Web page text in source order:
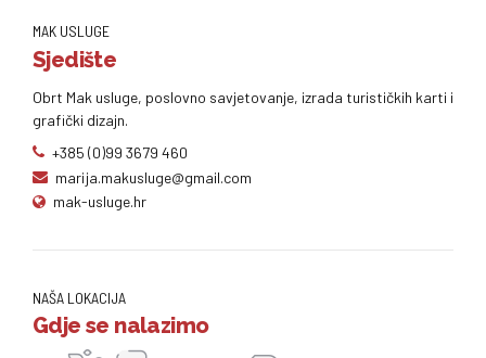
MAK USLUGE
Sjedište
Obrt Mak usluge, poslovno savjetovanje, izrada turističkih karti i
grafički dizajn.
+385 (0)99 3679 460
marija.makusluge@gmail.com
mak-usluge.hr
NAŠA LOKACIJA
Gdje se nalazimo